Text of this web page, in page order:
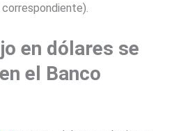
en dólares se
el Banco